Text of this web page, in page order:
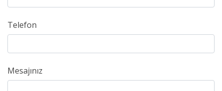
Telefon
Mesajınız